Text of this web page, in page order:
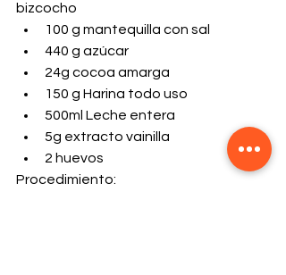
bizcocho
100 g mantequilla con sal
440 g azúcar
24g cocoa amarga
150 g Harina todo uso
500ml Leche entera
5g extracto vainilla
2 huevos
Procedimiento: